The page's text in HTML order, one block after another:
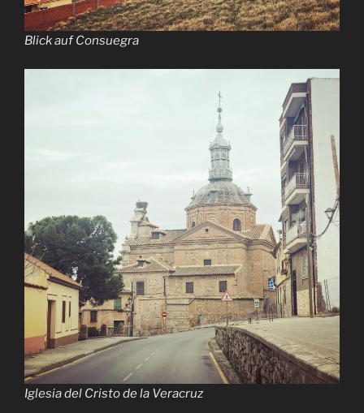
Blick auf Consuegra
Iglesia del Cristo de la Veracruz